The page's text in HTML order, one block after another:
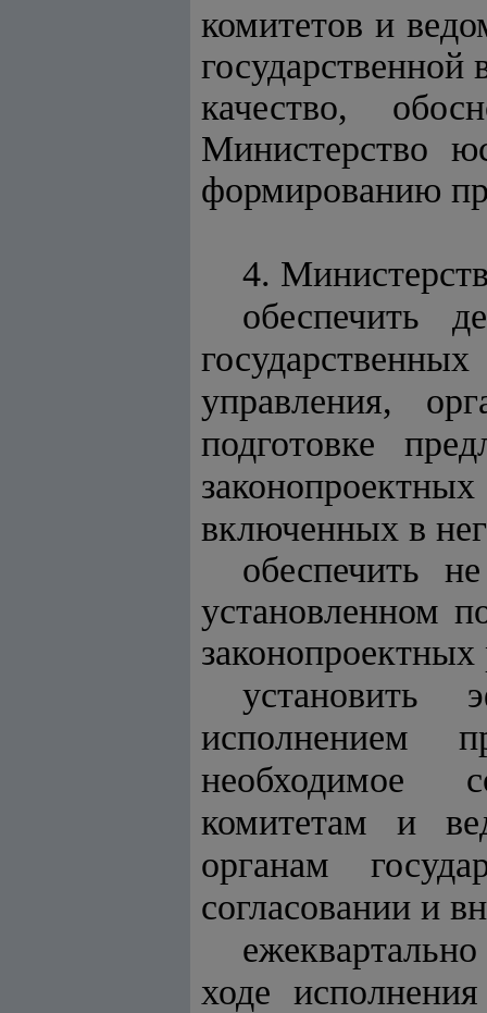
комитетов и
государственной
качество,
Министерство
формированию
4.
обеспечить
управления,
подготовке
включенных в
обеспечить
установленном
установить
исполнением
необходимое
комитетам и
органам
согласовании и
ходе